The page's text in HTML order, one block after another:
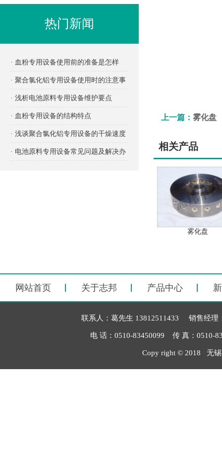
热门新闻
· 血粉专用设备使用前的准备是怎样
的？
· 聚合氯化铝专用设备使用时的注意事
项有哪些？
· 浅析电池原料专用设备维护要点
· 血粉专用设备的结构特点
· 浅谈聚合氯化铝专用设备的干燥速度
· 电池原料专用设备常见问题及解决办
上一篇： 雾化盘
相关产品
雾化盘
网站首页 关于志邦 产品中心
联系人：葛先生 13812511433 销售经理
电 话：0510-83450099 传 真：0510-
Copy right © 2018 无